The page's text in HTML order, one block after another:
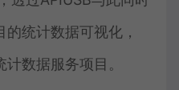
统计数据可视化，
数据服务项目。